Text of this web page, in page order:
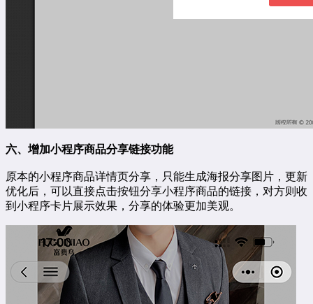
六、增加小程序商品分享链接功能
原本的小程序商品详情页分享，只能生成海报分享图片，更新
优化后，可以直接点击按钮分享小程序商品的链接，对方则收
到小程序卡片展示效果，分享的体验更加美观。